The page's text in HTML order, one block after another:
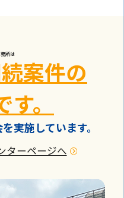
所は
案件の
。
実施しています。
ターページへ